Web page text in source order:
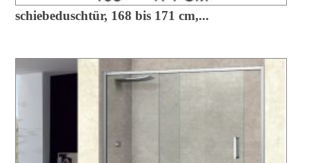
schiebeduschtür, 168 bis 171 cm,...